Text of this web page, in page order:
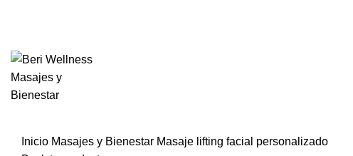
Inicio Masajes y Bienestar Masaje lifting facial personalizado